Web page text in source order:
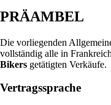
PRÄAMBEL
Die vorliegenden
vollständig alle in
Bikers getätigten Verkäufe.
Vertragssprache